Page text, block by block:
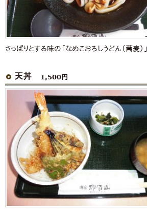
さっぱりとする味の「なめこおろしうどん（蕎麦）」
天丼 1,500円